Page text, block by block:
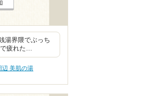
湯界隈でぶっち
疲れた…
辺 美肌の湯